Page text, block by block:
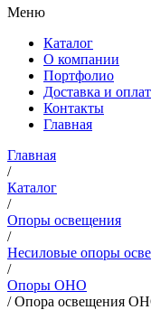
Меню
Каталог
О компании
Портфолио
Доставка и
Контакты
Главная
Главная
/
Каталог
/
Опоры освещения
/
Несиловые опоры
/
Опоры ОНО
/Опора освещения